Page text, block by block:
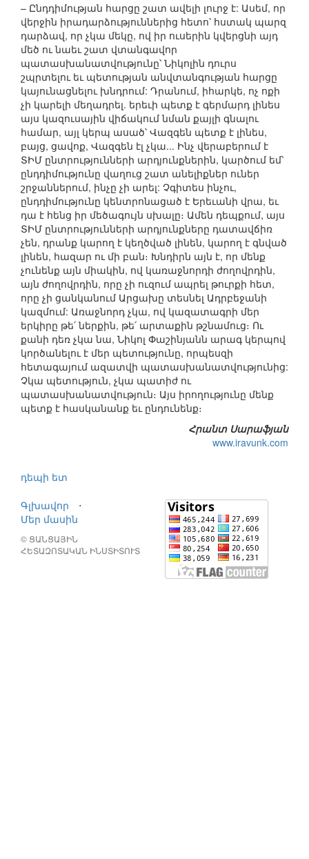
– Ընդդիմության հարցը շատ ավելի լուրջ է: Ասեմ, որ
վերջին իրադարձություններից հետո՝ հստակ պարզ
դարձավ, որ չկա մեկը, ով իր ուսերին կվերցնի այդ
մեծ ու նաեւ շատ վտանգավոր
պատասխանատվությունը՝ Նիկոլին դուրս
շպրտելու եւ պետության անվտանգության հարցը
կայունացնելու խնդրում: Դրանում, իհարկե, ոչ ոքի
չի կարելի մեղադրել. երեւի պետք է գերմարդ լինես
այս կազուսային վիճակում նման քայլի գնալու
համար, այլ կերպ ասած՝ Վազգեն պետք է լինես,
բայց, ցավոք, Վազգեն էլ չկա... Ինչ վերաբերում է
ՏԻՄ ընտրությունների արդյունքներին, կարծում եմ՝
ընդդիմությունը վաղուց շատ անելիքներ ուներ
շրջաններում, ինչը չի արել: Չգիտես ինչու,
ընդդիմությունը կենտրոնացած է Երեւանի վրա, եւ
դա է հենց իր մեծագույն սխալը։ Ամեն դեպքում, այս
ՏԻՄ ընտրությունների արդյունքները դատավճիռ
չեն, դրանք կարող է կեղծված լինեն, կարող է գնված
լինեն, հազար ու մի բան։ Խնդիրն այն է, որ մենք
չունենք այն միակին, ով կառաջնորդի ժողովրդին,
այն ժողովրդին, որը չի ուզում ապրել թուրքի հետ,
որը չի ցանկանում Արցախը տեսնել Ադրբեջանի
կազմում: Առաջնորդ չկա, ով կազատագրի մեր
երկիրը թե՛ ներքին, թե՛ արտաքին թշնամուց։ Ու
քանի դեռ չկա նա, Նիկոլ Փաշինյանն արագ կերպով
կործանելու է մեր պետությունը, որպեսզի
հետագայում ազատվի պատասխանատվությունից:
Չկա պետություն, չկա պատիժ ու
պատասխանատվություն։ Այս իրողությունը մենք
պետք է հասկանանք եւ ընդունենք։
Հրանտ Սարաֆյան
www.iravunk.com
դեպի ետ
Գլխավոր
⋅
Մեր մասին
© ՑԱՆՑԱՅԻՆ
ՀԵՏԱԶՈՏԱԿԱՆ ԻՆՍՏԻՏՈՒՏ